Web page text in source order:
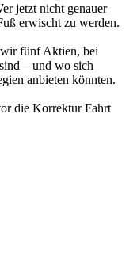
jetzt nicht genauer
erwischt zu werden.
wir fünf Aktien, bei
– und wo sich
anbieten könnten.
die Korrektur Fahrt